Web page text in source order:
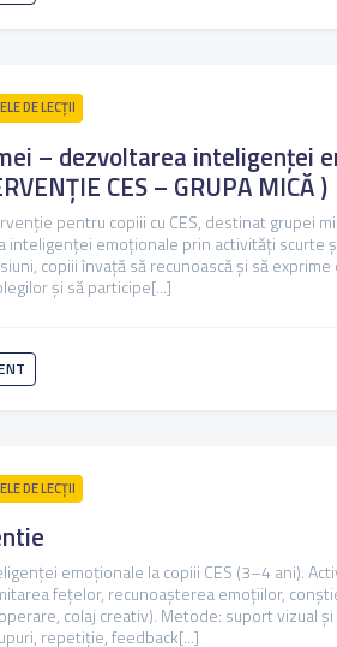
DE LECȚII
– dezvoltarea inteligenței
CES – GRUPA MICĂ )
pentru copiii cu CES, destinat grupei
inteligenței emoționale prin activități scurte
copiii învață să recunoască și să
și să participe[...]
DE LECȚII
emoționale la copiii CES (3–4 ani).
fețelor, recunoașterea emoțiilor,
colaj creativ). Metode: suport vizual și
repetiție, feedback[...]